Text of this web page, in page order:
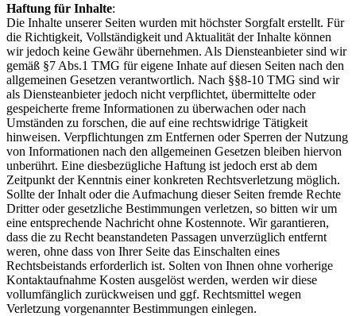
Haftung für Inhalte:
Die Inhalte unserer Seiten wurden mit höchster Sorgfalt erstellt. Für
die Richtigkeit, Vollständigkeit und Aktualität der Inhalte können
wir jedoch keine Gewähr übernehmen. Als Diensteanbieter sind wir
gemäß §7 Abs.1 TMG für eigene Inhate auf diesen Seiten nach den
allgemeinen Gesetzen verantwortlich. Nach §§8-10 TMG sind wir
als Diensteanbieter jedoch nicht verpflichtet, übermittelte oder
gespeicherte freme Informationen zu überwachen oder nach
Umständen zu forschen, die auf eine rechtswidrige Tätigkeit
hinweisen. Verpflichtungen zm Entfernen oder Sperren der Nutzung
von Informationen nach den allgemeinen Gesetzen bleiben hiervon
unberührt. Eine diesbezügliche Haftung ist jedoch erst ab dem
Zeitpunkt der Kenntnis einer konkreten Rechtsverletzung möglich.
Sollte der Inhalt oder die Aufmachung dieser Seiten fremde Rechte
Dritter oder gesetzliche Bestimmungen verletzen, so bitten wir um
eine entsprechende Nachricht ohne Kostennote. Wir garantieren,
dass die zu Recht beanstandeten Passagen unverzüglich entfernt
weren, ohne dass von Ihrer Seite das Einschalten eines
Rechtsbeistands erforderlich ist. Solten von Ihnen ohne vorherige
Kontaktaufnahme Kosten ausgelöst werden, werden wir diese
vollumfänglich zurückweisen und ggf. Rechtsmittel wegen
Verletzung vorgenannter Bestimmungen einlegen.